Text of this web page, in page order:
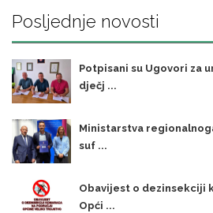
Posljednje novosti
Potpisani su Ugovori za
dječj ...
Ministarstva
suf ...
Obavijest o dezinsekciji
Opći ...